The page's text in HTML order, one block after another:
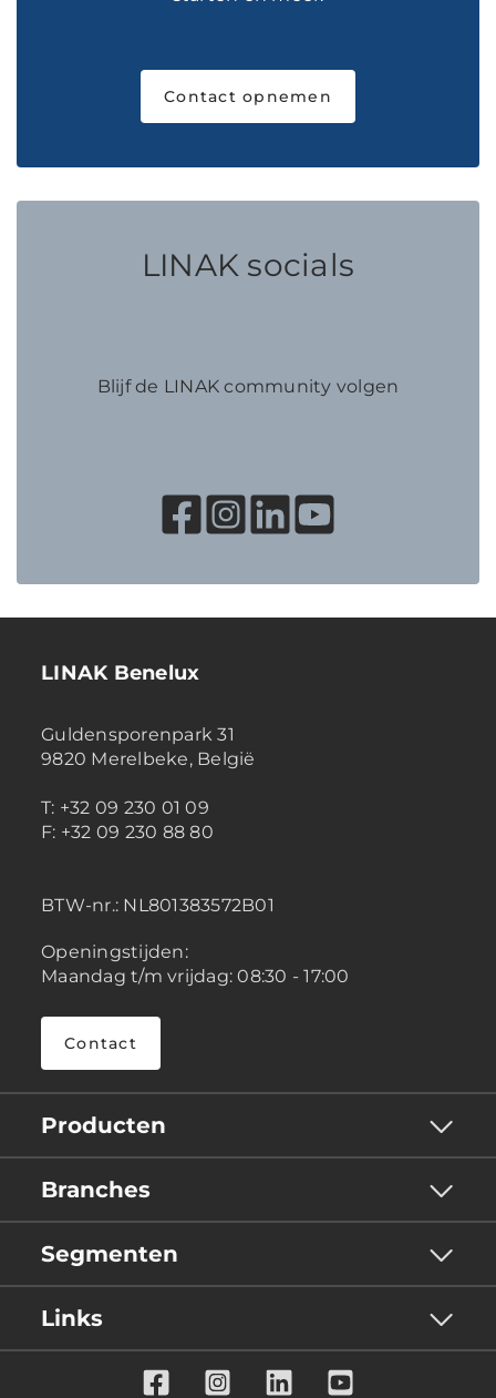
Contact opnemen
LINAK socials
Blijf de LINAK community volgen
LINAK Benelux
Guldensporenpark 31
9820 Merelbeke, België
T: +32 09 230 01 09
F: +32 09 230 88 80
BTW-nr.: NL801383572B01
Openingstijden:
Maandag t/m vrijdag: 08:30 - 17:00
Contact
Producten
Branches
Segmenten
Links